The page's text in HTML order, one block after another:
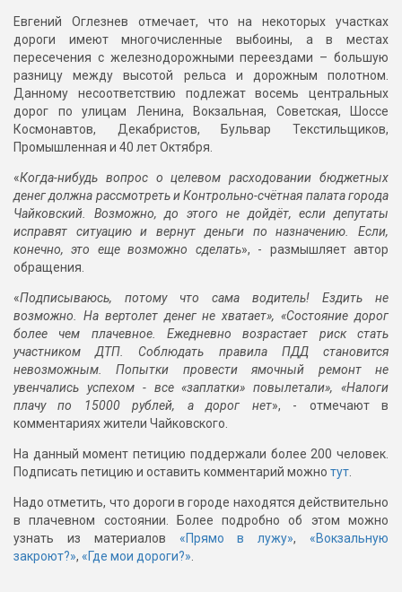
Евгений Оглезнев отмечает, что на некоторых участках
дороги имеют многочисленные выбоины, а в местах
пересечения с железнодорожными переездами – большую
разницу между высотой рельса и дорожным полотном.
Данному несоответствию подлежат восемь центральных
дорог по улицам Ленина, Вокзальная, Советская, Шоссе
Космонавтов, Декабристов, Бульвар Текстильщиков,
Промышленная и 40 лет Октября.
«Когда-нибудь вопрос о целевом расходовании бюджетных
денег должна рассмотреть и Контрольно-счётная палата города
Чайковский. Возможно, до этого не дойдёт, если депутаты
исправят ситуацию и вернут деньги по назначению. Если,
конечно, это еще возможно сделать», - размышляет автор
обращения.
«Подписываюсь, потому что сама водитель! Ездить не
возможно. На вертолет денег не хватает», «Состояние дорог
более чем плачевное. Ежедневно возрастает риск стать
участником ДТП. Соблюдать правила ПДД становится
невозможным. Попытки провести ямочный ремонт не
увенчались успехом - все «заплатки» повылетали», «Налоги
плачу по 15000 рублей, а дорог нет», - отмечают в
комментариях жители Чайковского.
На данный момент петицию поддержали более 200 человек.
Подписать петицию и оставить комментарий можно тут
Надо отметить, что дороги в городе находятся действительно
в плачевном состоянии. Более подробно об этом можно
узнать из материалов «Прямо в лужу»,«Вокзальную
закроют?», «Где мои дороги?»